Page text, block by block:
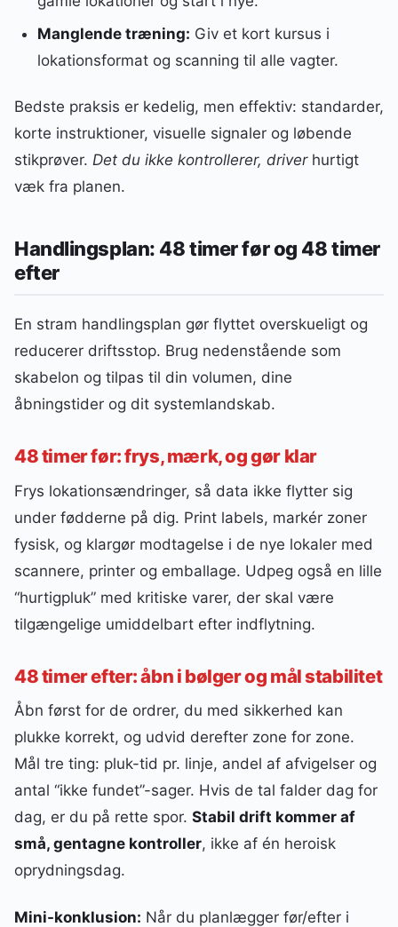
Manglende træning: Giv et kort kursus i
lokationsformat og scanning til alle vagter.
Bedste praksis er kedelig, men effektiv: standarder,
korte instruktioner, visuelle signaler og løbende
stikprøver. Det du ikke kontrollerer, driverhurtigt
væk fra planen.
Handlingsplan: 48 timer før og 48 timer
efter
En stram handlingsplan gør flyttet overskueligt og
reducerer driftsstop. Brug nedenstående som
skabelon og tilpas til din volumen, dine
åbningstider og dit systemlandskab.
48 timer før: frys, mærk, og gør klar
Frys lokationsændringer, så data ikke flytter sig
under fødderne på dig. Print labels, markér zoner
fysisk, og klargør modtagelse i de nye lokaler med
scannere, printer og emballage. Udpeg også en lille
“hurtigpluk” med kritiske varer, der skal være
tilgængelige umiddelbart efter indflytning.
48 timer efter: åbn i bølger og mål stabilitet
Åbn først for de ordrer, du med sikkerhed kan
plukke korrekt, og udvid derefter zone for zone.
Mål tre ting: pluk-tid pr. linje, andel af afvigelser og
antal “ikke fundet”-sager. Hvis de tal falder dag for
dag, er du på rette spor. Stabil drift kommer af
små, gentagne kontroller, ikke af én heroisk
oprydningsdag.
Mini-konklusion: Når du planlægger før/efter i